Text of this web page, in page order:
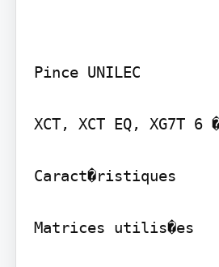
Pince UNILEC
XCT, XCT EQ, XG7T 6
Caract�ristiques
Matrices utilis�es